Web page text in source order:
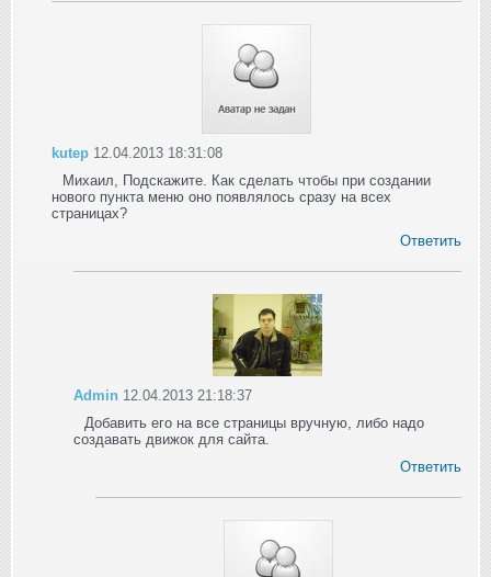
kutep 12.04.2013 18:31:08
Михаил, Подскажите. Как сделать чтобы при создании
нового пункта меню оно появлялось сразу на всех
страницах?
Ответить
Admin 12.04.2013 21:18:37
Добавить его на все страницы вручную, либо надо
создавать движок для сайта.
Ответить